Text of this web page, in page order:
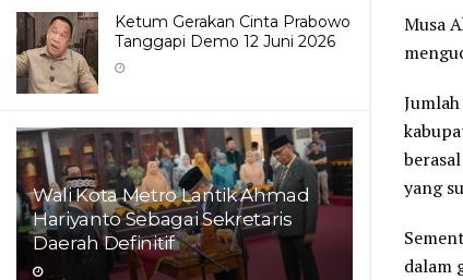
Ketum Gerakan Cinta Prabowo
Tanggapi Demo 12 Juni 2026
Wali Kota Metro Lantik Ahmad
Hariyanto Sebagai Sekretaris
Daerah Definitif
Musa
yang
dalam